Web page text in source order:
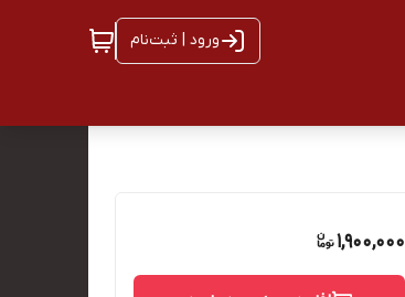
ورود | ثبت‌نام
1,900,000